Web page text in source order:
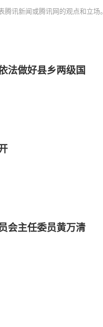
讯新闻或腾讯网的观点和立场。
法做好县乡两级国
会主任委员黄万清